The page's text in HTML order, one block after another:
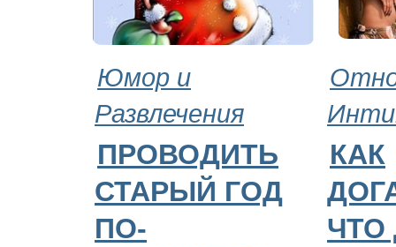
Юмор и
Развлечения
ПРОВОДИТЬ
СТАРЫЙ ГОД
ПО-
КАК
ЧТО